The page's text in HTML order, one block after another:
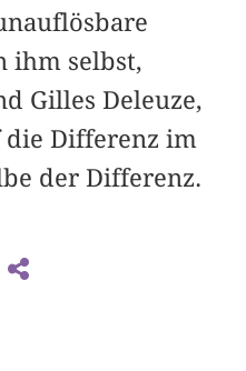
ihm selbst,
Gilles Deleuze,
Differenz im
der Differenz.